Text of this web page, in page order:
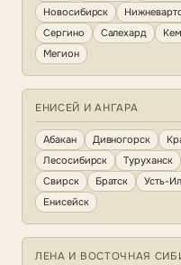
Новосибирск
Сергино
Салехард
Мегион
ЕНИСЕЙ И АНГАРА
Абакан Дивногорск
Лесосибирск
Туруханск
Свирск
Братск Усть-
Енисейск
ЛЕНА И ВОСТОЧНАЯ